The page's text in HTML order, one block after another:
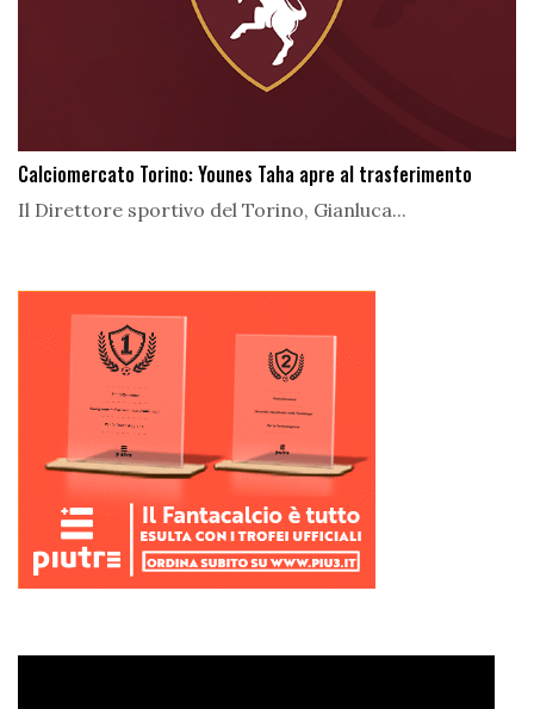
Calciomercato Torino: Younes Taha apre al trasferimento
Il Direttore sportivo del Torino, Gianluca...